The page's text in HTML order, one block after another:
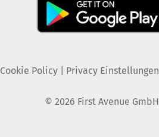
Cookie Policy| Privacy Einstellungen
© 2026 First Avenue GmbH